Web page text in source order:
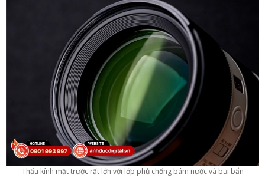
Thấu kính mặt trước rất lớn với lớp phủ chống bám nước và bụi bẩn